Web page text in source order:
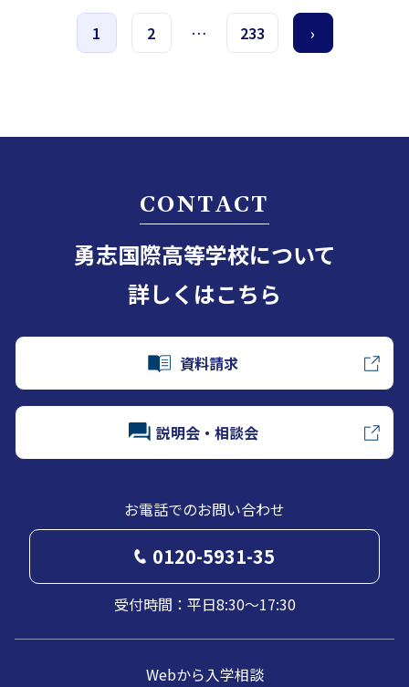
1 2 … 233 ›
CONTACT
勇志国際高等学校について
詳しくはこちら
資料請求
説明会・相談会
お電話でのお問い合わせ
0120-5931-35
受付時間：平日8:30～17:30
Webから入学相談